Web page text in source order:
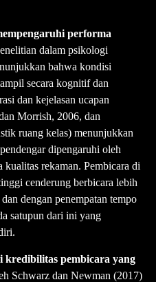
performa
dalam psikologi
bahwa kondisi
secara kognitif dan
dan kejelasan ucapan
Morrish, 2006, dan
ruang kelas) menunjukkan
dipengaruhi oleh
rekaman. Pembicara di
cenderung berbicara lebih
dengan penempatan tempo
satupun dari ini yang
kredibilitas pembicara yang
Schwarz dan Newman (2017)